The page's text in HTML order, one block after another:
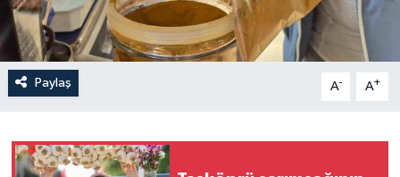
Paylaş A- A+